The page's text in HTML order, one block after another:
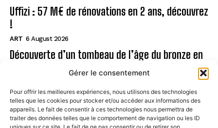
Gérer le consentement
Pour offrir les meilleures expériences, nous utilisons des technologies
telles que les cookies pour stocker et/ou accéder aux informations des
appareils. Le fait de consentir à ces technologies nous permettra de
traiter des données telles que le comportement de navigation ou les ID
Uffizi : 57 M€ de rénovations en 2 ans, découvrez
!
ART 6 August 2026
Découverte d’un tombeau de l’âge du bronze en
Page